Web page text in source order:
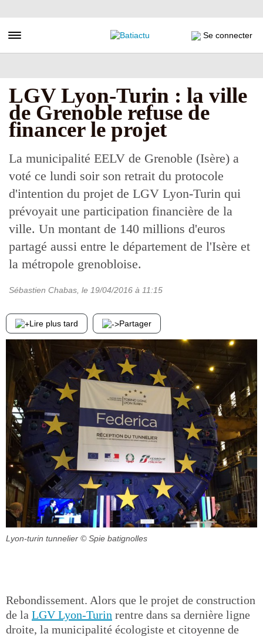
au
principal
Toggle navigation Se connecter
LGV Lyon-Turin : la ville
de Grenoble refuse de
financer le projet
La municipalité EELV de Grenoble (Isère) a
voté ce lundi soir son retrait du protocole
d'intention du projet de LGV Lyon-Turin qui
prévoyait une participation financière de la
ville. Un montant de 140 millions d'euros
partagé aussi entre le département de l'Isère et
la métropole grenobloise.
Sébastien Chabas , le 19/04/2016 à 11:15
Lire plus tard Partager
Lyon-turin tunnelier © Spie batignolles
Rebondissement. Alors que le projet de construction
de la LGV Lyon-Turin rentre dans sa dernière ligne
droite, la municipalité écologiste et citoyenne de